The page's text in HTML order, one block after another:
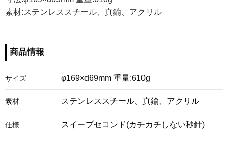
素材:ステンレススチール、真鍮、アクリル
商品情報
サイズ φ169×d69mm 重量:610g
素材 ステンレススチール、真鍮、アクリル
仕様 スイープセコンド(カチカチしない秒針)